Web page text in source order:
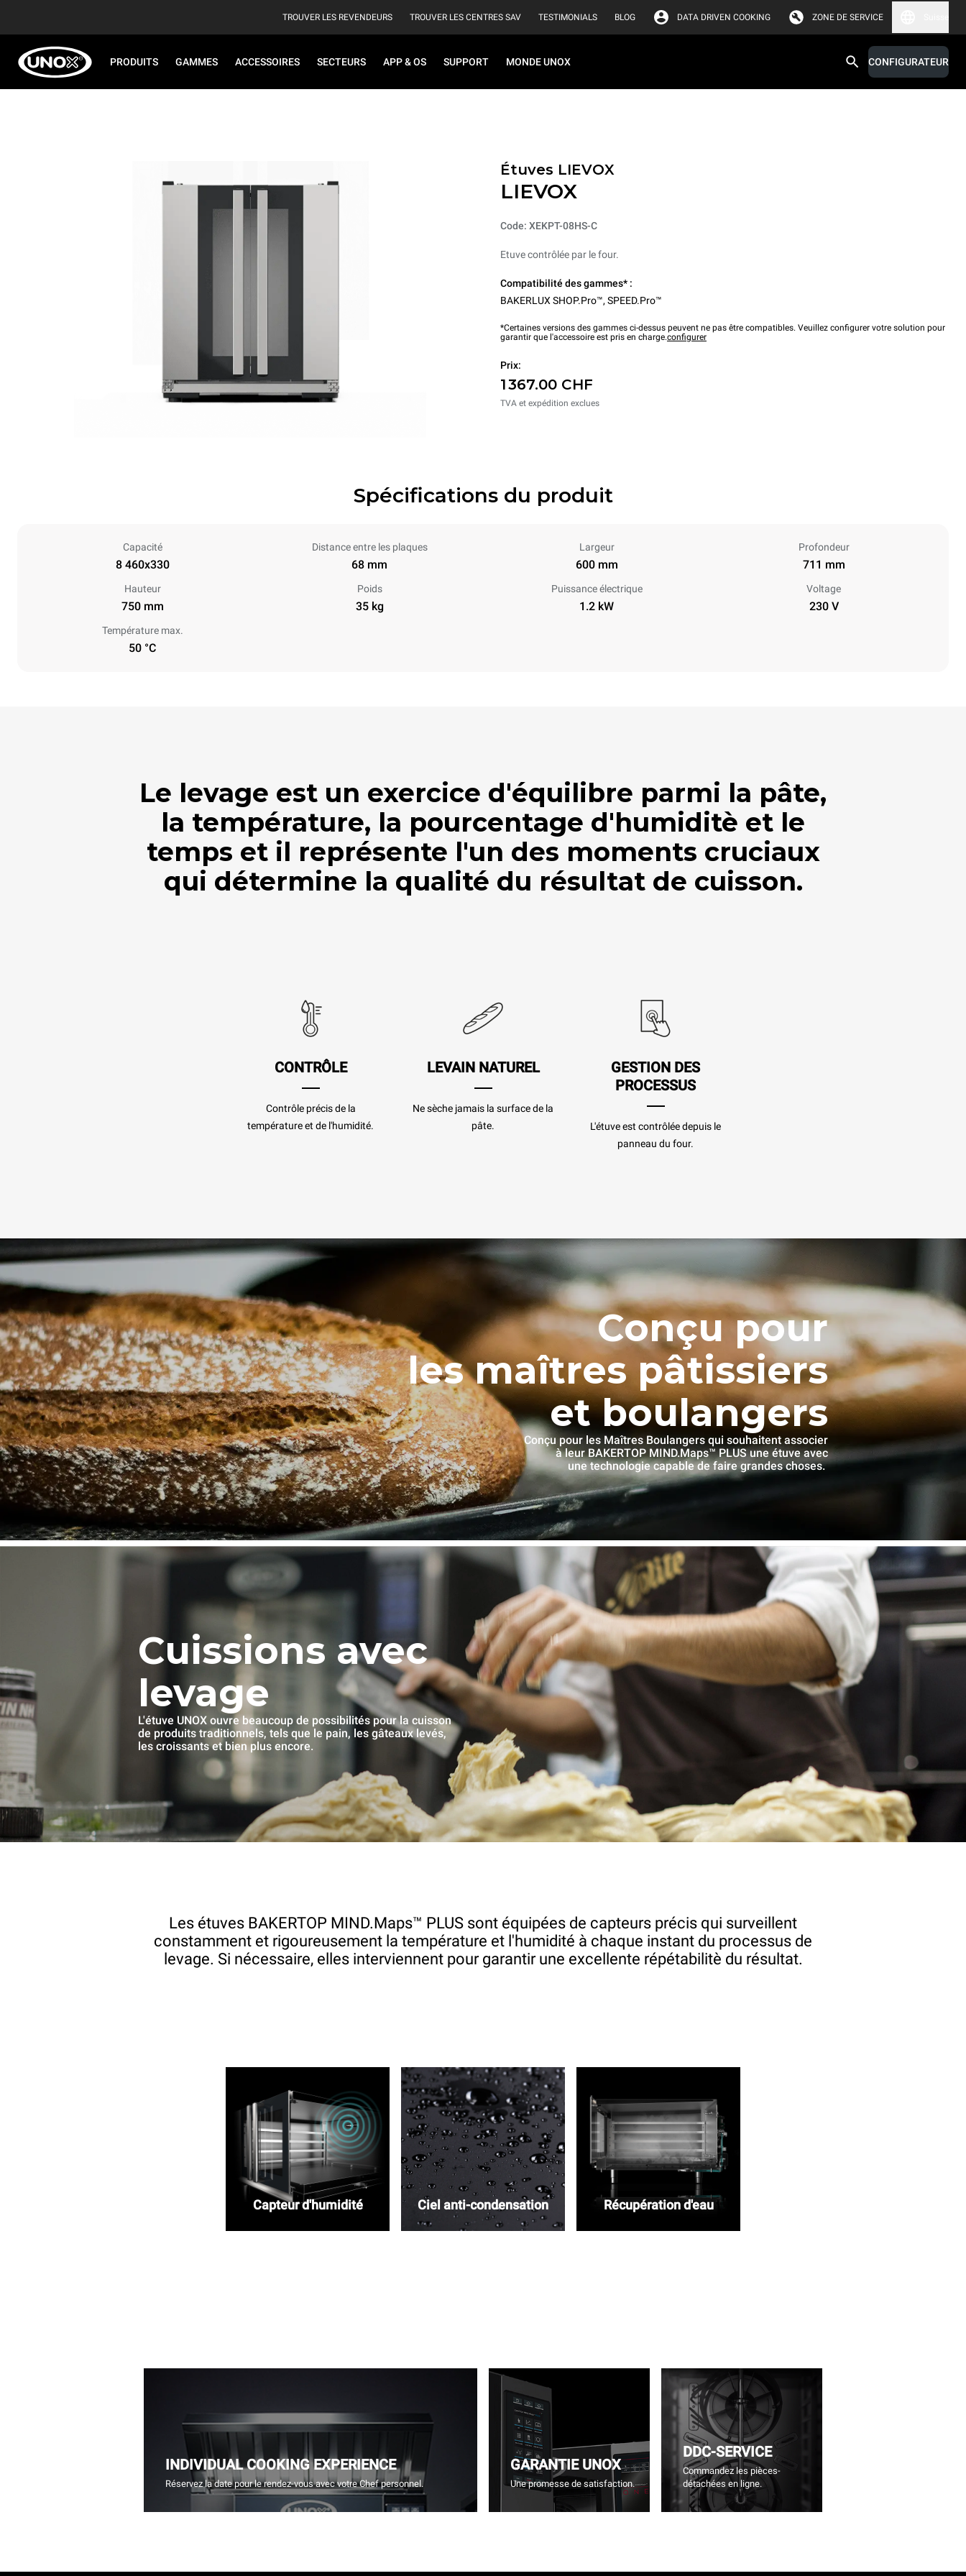
TROUVER LES REVENDEURS TROUVER LES CENTRES SAV TESTIMONIALS BLOG DATA DRIVEN COOKING ZONE DE SERVICE
PRODUITS GAMMES ACCESSOIRES SECTEURS APP & OS SUPPORT MONDE UNOX CONFIGURATEUR
Étuves LIEVOX
LIEVOX
Code: XEKPT-08HS-C
Etuve contrôlée par le four.
Compatibilité des gammes* :
BAKERLUX SHOP.Pro™, SPEED.Pro™
*Certaines versions des gammes ci-dessus peuvent ne pas être compatibles. Veuillez configurer votre solution pour
garantir que l'accessoire est pris en charge.configurer
Prix:
1 367.00 CHF
TVA et expédition exclues
Spécifications du produit
Capacité
8 460x330
Distance entre les plaques
68 mm
Largeur
600 mm
Profondeur
711 mm
Hauteur
750 mm
Poids
35 kg
Puissance électrique
1.2 kW
Voltage
230 V
Température max.
50 °C
Le levage est un exercice d'équilibre parmi la pâte,
la température, la pourcentage d'humiditè et le
temps et il représente l'un des moments cruciaux
qui détermine la qualité du résultat de cuisson.
CONTRÔLE
Contrôle précis de la
température et de l'humidité.
LEVAIN NATUREL
Ne sèche jamais la surface de la
pâte.
GESTION DES
PROCESSUS
L'étuve est contrôlée depuis le
panneau du four.
Conçu pour
les maîtres pâtissiers
et boulangers
Conçu pour les Maîtres Boulangers qui souhaitent associer
à leur BAKERTOP MIND.Maps™ PLUS une étuve avec
une technologie capable de faire grandes choses.
Cuissions avec
levage
L'étuve UNOX ouvre beaucoup de possibilités pour la cuisson
de produits traditionnels, tels que le pain, les gâteaux levés,
les croissants et bien plus encore.
Les étuves BAKERTOP MIND.Maps™ PLUS sont équipées de capteurs précis qui surveillent
constamment et rigoureusement la température et l'humidité à chaque instant du processus de
levage. Si nécessaire, elles interviennent pour garantir une excellente répétabilitè du résultat.
Capteur d'humidité Ciel anti-condensation Récupération d'eau
INDIVIDUAL COOKING EXPERIENCE
Réservez la date pour le rendez-vous avec votre Chef personnel.
GARANTIE UNOX
Une promesse de satisfaction.
DDC-SERVICE
Commandez les pièces-
détachées en ligne.